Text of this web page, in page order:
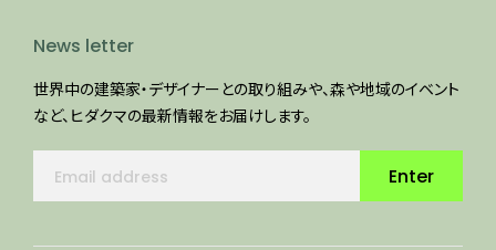
News letter
世界中の建築家・デザイナーとの取り組みや、森や地域のイベント
など、ヒダクマの最新情報をお届けします。
Enter